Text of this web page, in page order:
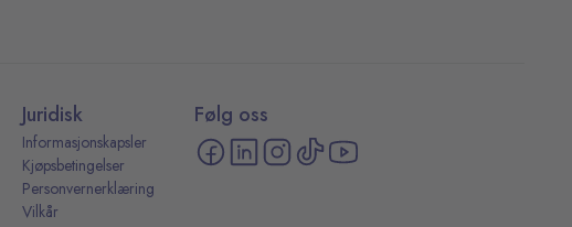
Juridisk
Informasjonskapsler
Kjøpsbetingelser
Personvernerklæring
Vilkår
Følg oss